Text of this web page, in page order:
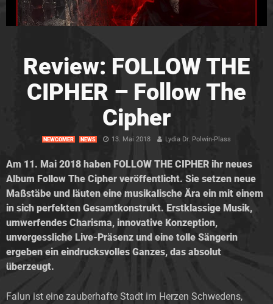
Review: FOLLOW THE
CIPHER – Follow The
Cipher
NEWCOMER NEWS 13. Mai 2018 Lydia Dr. Polwin-Plass
Am 11. Mai 2018 haben FOLLOW THE CIPHER ihr neues
Album Follow The Cipher veröffentlicht. Sie setzen neue
Maßstäbe und läuten eine musikalische Ära ein mit einem
in sich perfekten Gesamtkonstrukt. Erstklassige Musik,
umwerfendes Charisma, innovative Konzeption,
unvergessliche Live-Präsenz und eine tolle Sängerin
ergeben ein eindrucksvolles Ganzes, das absolut
überzeugt.
Falun ist eine zauberhafte Stadt im Herzen Schwedens,